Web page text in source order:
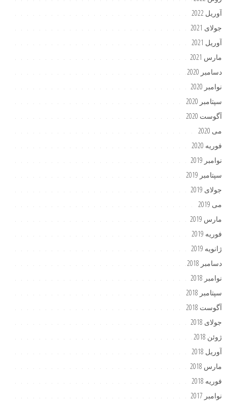
آوریل 2022
جولای 2021
آوریل 2021
مارس 2021
دسامبر 2020
نوامبر 2020
سپتامبر 2020
آگوست 2020
می 2020
فوریه 2020
نوامبر 2019
سپتامبر 2019
جولای 2019
می 2019
مارس 2019
فوریه 2019
ژانویه 2019
دسامبر 2018
نوامبر 2018
سپتامبر 2018
آگوست 2018
جولای 2018
ژوئن 2018
آوریل 2018
مارس 2018
فوریه 2018
نوامبر 2017